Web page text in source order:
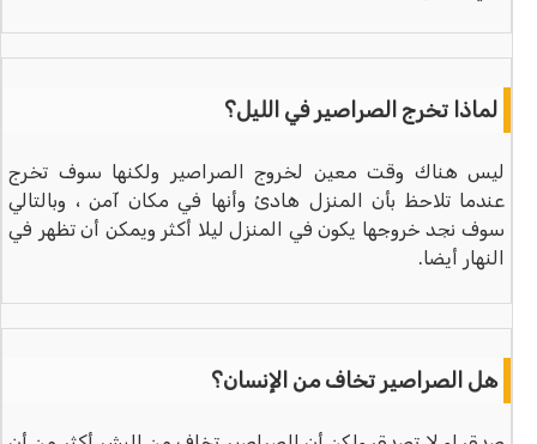
لماذا تخرج الصراصير في الليل؟
ليس هناك وقت معين لخروج الصراصير ولكنها سوف تخرج
عندما تلاحظ بأن المنزل هادئ وأنها في مكان آمن ، وبالتالي
سوف نجد خروجها يكون في المنزل ليلا أكثر ويمكن أن تظهر في
النهار أيضا.
هل الصراصير تخاف من الإنسان؟